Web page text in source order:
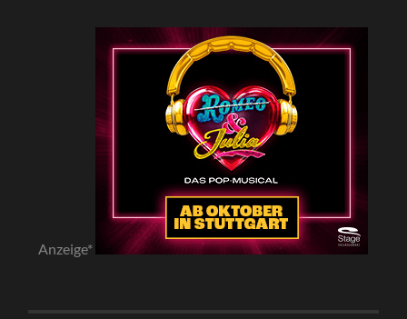
Anzeige*